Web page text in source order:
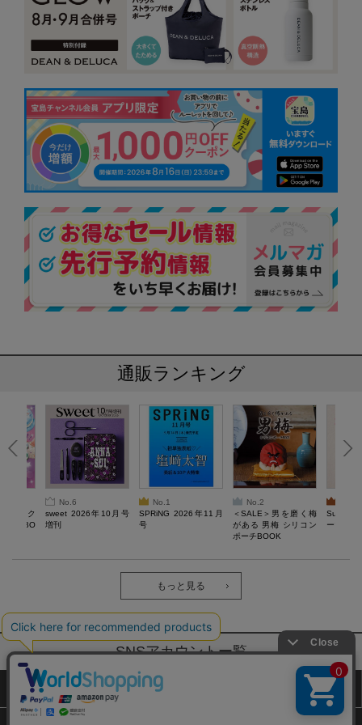
通販ランキング
るスク
ぷにBO
No.6
sweet 2026年10月号
増刊
No.1
SPRiNG 2026年11月
号
No.2
＜SALE＞男を磨く梅
がある 男梅 シリコン
ポーチBOOK
ーツチャ
もっと見る
SNSアカウントー覧
サイトマップ